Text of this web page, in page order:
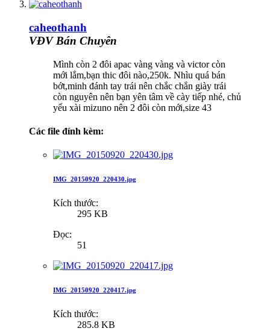
caheothanh
VĐV Bán Chuyên
Mình còn 2 đôi apac vàng vàng và victor còn
mới lắm,bạn thic đôi nào,250k. Nhìu quá bán
bớt,minh đánh tay trái nên chắc chắn giày trái
còn nguyên nên bạn yên tâm về cày tiếp nhé, chủ
yếu xài mizuno nên 2 đôi còn mới,size 43
Các file đính kèm:
IMG_20150920_220430.jpg
Kích thước:
295 KB
Đọc:
51
IMG_20150920_220417.jpg
Kích thước:
285.8 KB